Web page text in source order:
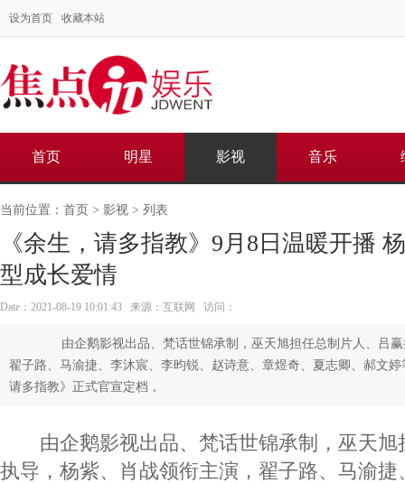
设为首页 收藏本站
首页 明星 影视 音乐
当前位置： 首页 > 影视 > 列表
《余生，请多指教》9月8日温暖开播
型成长爱情
Date：2021-08-19 10:01:43 来源：互联网 访问：
由企鹅影视出品、梵话世锦承制，巫天旭担任总制片人、吕赢
翟子路、马渝捷、李沐宸、李昀锐、赵诗意、章煜奇、夏志卿、郝文
请多指教》正式官宣定档，
由企鹅影视出品、梵话世锦承制，巫天旭
执导，杨紫、肖战领衔主演，翟子路、马渝